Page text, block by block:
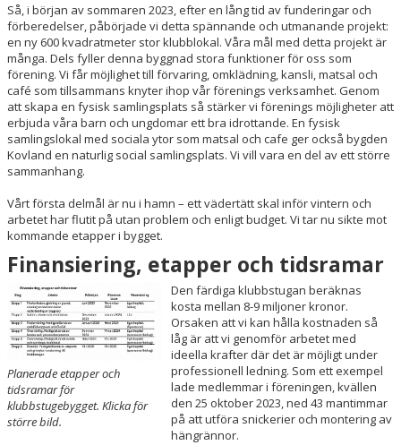
Så, i början av sommaren 2023, efter en lång tid av funderingar och
förberedelser, påbörjade vi detta spännande och utmanande projekt:
en ny 600 kvadratmeter stor klubblokal. Våra mål med detta projekt är
många. Dels fyller denna byggnad stora funktioner för oss som
förening. Vi får möjlighet till förvaring, omklädning, kansli, matsal och
café som tillsammans knyter ihop vår förenings verksamhet. Genom
att skapa en fysisk samlingsplats så stärker vi förenings möjligheter att
erbjuda våra barn och ungdomar ett bra idrottande. En fysisk
samlingslokal med sociala ytor som matsal och cafe ger också bygden
Kovland en naturlig social samlingsplats. Vi vill vara en del av ett större
sammanhang.
Vårt första delmål är nu i hamn – ett vädertätt skal inför vintern och
arbetet har flutit på utan problem och enligt budget. Vi tar nu sikte mot
kommande etapper i bygget.
Finansiering, etapper och tidsramar
Planerade etapper och
tidsramar för
klubbstugebygget. Klicka för
större bild.
Den färdiga klubbstugan beräknas
kosta mellan 8-9 miljoner kronor.
Orsaken att vi kan hålla kostnaden så
låg är att vi genomför arbetet med
ideella krafter där det är möjligt under
professionell ledning. Som ett exempel
lade medlemmar i föreningen, kvällen
den 25 oktober 2023, ned 43 mantimmar
på att utföra snickerier och montering av
hängrännor.